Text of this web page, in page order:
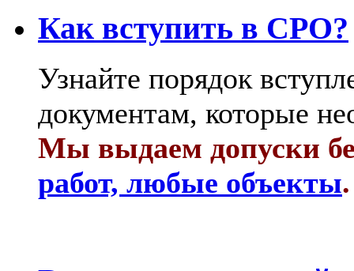
Как вступить в СРО?
Узнайте порядок
документам, которые
Мы выдаем допуски
работ, любые объекты.